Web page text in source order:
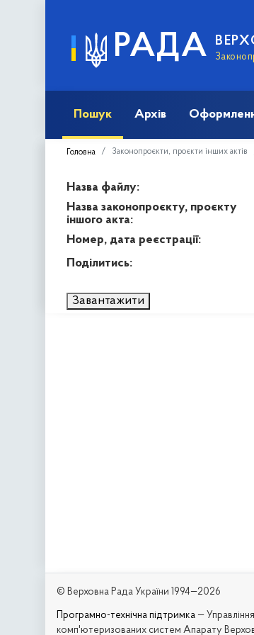
РАДА
Пошук Архів
Головна Законопроєкти, проєкти інших актів
Назва файлу:
Назва законопроєкту, проєкту
іншого акта:
Номер, дата реєстрації:
Поділитись:
Завантажити
© Верховна Рада України 1994—2026
Програмно-технічна підтримка — Управління
комп'ютеризованих систем Апарату